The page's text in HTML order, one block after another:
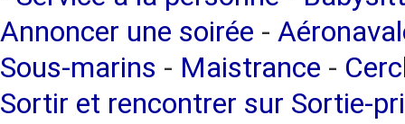
Annoncer une soirée -
Sous-marins - Maistrance -
Sortir et rencontrer sur Sortie-